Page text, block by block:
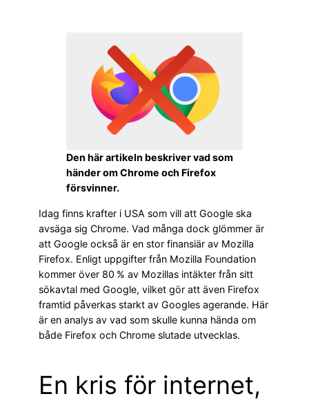
Den här artikeln beskriver vad som
händer om Chrome och Firefox
försvinner.
Idag finns krafter i USA som vill att Google ska
avsäga sig Chrome. Vad många dock glömmer är
att Google också är en stor finansiär av Mozilla
Firefox. Enligt uppgifter från Mozilla Foundation
kommer över 80 % av Mozillas intäkter från sitt
sökavtal med Google, vilket gör att även Firefox
framtid påverkas starkt av Googles agerande. Här
är en analys av vad som skulle kunna hända om
både Firefox och Chrome slutade utvecklas.
En kris för internet,